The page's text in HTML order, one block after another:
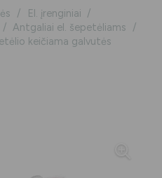
/ El. įrenginiai /
/ Antgaliai el. šepetėliams
/
keičiama galvutės